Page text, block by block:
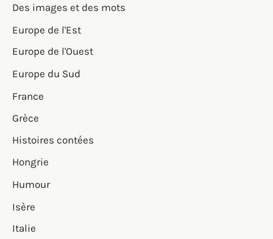
Des images et des mots
Europe de l'Est
Europe de l'Ouest
Europe du Sud
France
Grèce
Histoires contées
Hongrie
Humour
Isère
Italie